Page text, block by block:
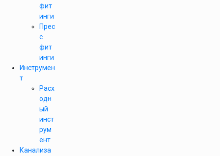
фит
инги
Прес
с
фит
инги
Инструмен
т
Расх
одн
ый
инст
рум
ент
Канализа